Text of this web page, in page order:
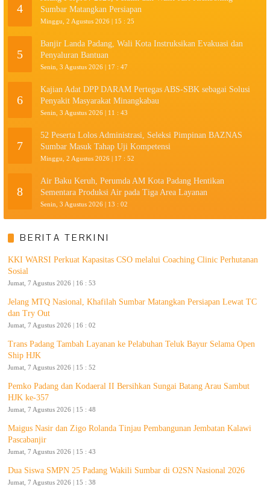
4
Sumbar Matangkan Persiapan
Minggu, 2 Agustus 2026 | 15 : 25
5
Banjir Landa Padang, Wali Kota Instruksikan Evakuasi dan
Penyaluran Bantuan
Senin, 3 Agustus 2026 | 17 : 47
6
Kajian Adat DPP DARAM Pertegas ABS-SBK sebagai Solusi
Penyakit Masyarakat Minangkabau
Senin, 3 Agustus 2026 | 11 : 43
7
52 Peserta Lolos Administrasi, Seleksi Pimpinan BAZNAS
Sumbar Masuk Tahap Uji Kompetensi
Minggu, 2 Agustus 2026 | 17 : 52
8
Air Baku Keruh, Perumda AM Kota Padang Hentikan
Sementara Produksi Air pada Tiga Area Layanan
Senin, 3 Agustus 2026 | 13 : 02
BERITA TERKINI
KKI WARSI Perkuat Kapasitas CSO melalui Coaching Clinic Perhutanan
Sosial
Jumat, 7 Agustus 2026 | 16 : 53
Jelang MTQ Nasional, Khafilah Sumbar Matangkan Persiapan Lewat TC
dan Try Out
Jumat, 7 Agustus 2026 | 16 : 02
Trans Padang Tambah Layanan ke Pelabuhan Teluk Bayur Selama Open
Ship HJK
Jumat, 7 Agustus 2026 | 15 : 52
Pemko Padang dan Kodaeral II Bersihkan Sungai Batang Arau Sambut
HJK ke-357
Jumat, 7 Agustus 2026 | 15 : 48
Maigus Nasir dan Zigo Rolanda Tinjau Pembangunan Jembatan Kalawi
Pascabanjir
Jumat, 7 Agustus 2026 | 15 : 43
Dua Siswa SMPN 25 Padang Wakili Sumbar di O2SN Nasional 2026
Jumat, 7 Agustus 2026 | 15 : 38